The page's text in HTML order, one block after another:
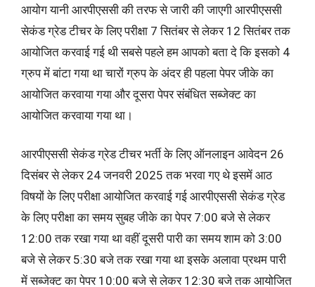
आयोग यानी आरपीएससी की तरफ से जारी की जाएगी आरपीएससी
सेकंड ग्रेड टीचर के लिए परीक्षा 7 सितंबर से लेकर 12 सितंबर तक
आयोजित करवाई गई थी सबसे पहले हम आपको बता दे कि इसको 4
ग्रुप में बांटा गया था चारों ग्रुप के अंदर ही पहला पेपर जीके का
आयोजित करवाया गया और दूसरा पेपर संबंधित सब्जेक्ट का
आयोजित करवाया गया था।
आरपीएससी सेकंड ग्रेड टीचर भर्ती के लिए ऑनलाइन आवेदन 26
दिसंबर से लेकर 24 जनवरी 2025 तक भरवा गए थे इसमें आठ
विषयों के लिए परीक्षा आयोजित करवाई गई आरपीएससी सेकंड ग्रेड
के लिए परीक्षा का समय सुबह जीके का पेपर 7:00 बजे से लेकर
12:00 तक रखा गया था वहीं दूसरी पारी का समय शाम को 3:00
बजे से लेकर 5:30 बजे तक रखा गया था इसके अलावा प्रथम पारी
में सब्जेक्ट का पेपर 10:00 बजे से लेकर 12:30 बजे तक आयोजित